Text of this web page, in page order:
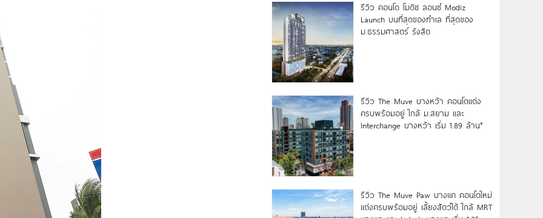
รีวิว คอนโด โมดิซ ลอนซ์ Modiz
Launch บนที่สุดของทำเล ที่สุดของ
ม.ธรรมศาสตร์ รังสิต
รีวิว The Muve บางหว้า คอนโดแต่ง
ครบพร้อมอยู่ ใกล้ ม.สยาม และ
Interchange บางหว้า เริ่ม 1.89 ล้าน*
รีวิว The Muve Paw บางแค คอนโดใหม่
แต่งครบพร้อมอยู่ เลี้ยงสัตว์ได้ ใกล้ MRT